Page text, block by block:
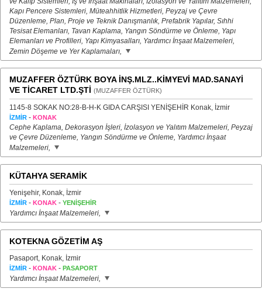
Kapı Pencere Sistemleri, Müteahhitlik Hizmetleri, Peyzaj ve Çevre
Düzenleme, Plan, Proje ve Teknik Danışmanlık, Prefabrik Yapılar, Sıhhi
Tesisat Elemanları, Tavan Kaplama, Yangın Söndürme ve Önleme, Yapı
Elemanları ve Profilleri, Yapı Kimyasalları, Yardımcı İnşaat Malzemeleri,
Zemin Döşeme ve Yer Kaplamaları,
MUZAFFER ÖZTÜRK BOYA İNŞ.MLZ..KİMYEVİ MAD.SANAYİ
VE TİCARET LTD.ŞTİ (MUZAFFER ÖZTÜRK)
1145-8 SOKAK NO:28-B-H-K GIDA CARŞISI YENİŞEHİR Konak, İzmir
İZMİR - KONAK
Cephe Kaplama, Dekorasyon İşleri, İzolasyon ve Yalıtım Malzemeleri, Peyzaj
ve Çevre Düzenleme, Yangın Söndürme ve Önleme, Yardımcı İnşaat
Malzemeleri,
KÜTAHYA SERAMİK
Yenişehir, Konak, İzmir
İZMİR - KONAK - YENİŞEHİR
Yardımcı İnşaat Malzemeleri,
KOTEKNA GÖZETİM AŞ
Pasaport, Konak, İzmir
İZMİR - KONAK - PASAPORT
Yardımcı İnşaat Malzemeleri,